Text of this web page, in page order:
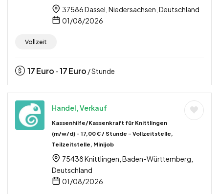
37586 Dassel, Niedersachsen, Deutschland
01/08/2026
Vollzeit
17Euro -17Euro / Stunde
Handel, Verkauf
Kassenhilfe/Kassenkraft für Knittlingen
(m/w/d) – 17,00 € / Stunde – Vollzeitstelle,
Teilzeitstelle, Minijob
75438 Knittlingen, Baden-Württemberg,
Deutschland
01/08/2026